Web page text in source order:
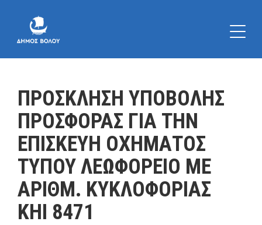
ΠΡΟΣΚΛΗΣΗ ΥΠΟΒΟΛΗΣ
ΠΡΟΣΦΟΡΑΣ ΓΙΑ ΤΗΝ
ΕΠΙΣΚΕΥΗ ΟΧΗΜΑΤΟΣ
ΤΥΠΟΥ ΛΕΩΦΟΡΕΙΟ ΜΕ
ΑΡΙΘΜ. ΚΥΚΛΟΦΟΡΙΑΣ
ΚΗΙ 8471